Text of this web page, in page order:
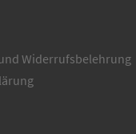
Widerrufsbelehrung